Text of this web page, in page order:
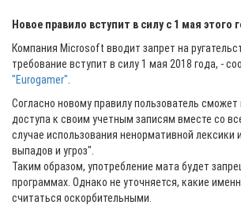
Новое правило вступит в силу с 1 мая этого
Компания Microsoft вводит запрет на
требование вступит в силу 1 мая 2018 года, -
"Eurogamer"
Согласно новому правилу пользователь сможет
доступа к своим учетным записям вместе со
случае использования ненормативной лексики
выпадов и угроз".
Таким образом, употребление мата будет
программах. Однако не уточняется, какие
считаться оскорбительными.